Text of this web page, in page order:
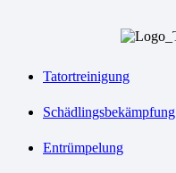
Tatortreinigung
Schädlingsbekämpfung
Entrümpelung